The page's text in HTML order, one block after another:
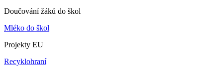
Doučování žáků do škol
Mléko do škol
Projekty EU
Recyklohraní